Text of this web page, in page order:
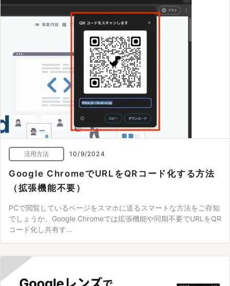
活用方法 10/9/2024
Google ChromeでURLをQRコード化する方法
（拡張機能不要）
PCで閲覧しているページをスマホに送るスマートな方法をご存知
でしょうか。Google Chromeでは拡張機能や同期不要でURLをQR
コード化し共有す...